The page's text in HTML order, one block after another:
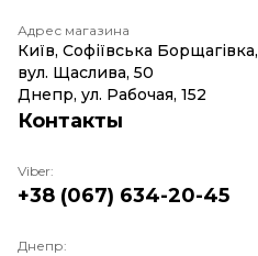
Адрес магазина
Київ, Софіївська Борщагівка,
вул. Щаслива, 50
Днепр, ул. Рабочая, 152
Контакты
Viber:
+38 (067) 634-20-45
Днепр: